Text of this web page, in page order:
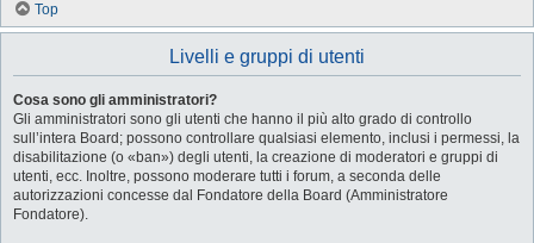
Top
Livelli e gruppi di utenti
Cosa sono gli amministratori?
Gli amministratori sono gli utenti che hanno il più alto grado di controllo
sull’intera Board; possono controllare qualsiasi elemento, inclusi i permessi, la
disabilitazione (o «ban») degli utenti, la creazione di moderatori e gruppi di
utenti, ecc. Inoltre, possono moderare tutti i forum, a seconda delle
autorizzazioni concesse dal Fondatore della Board (Amministratore
Fondatore).